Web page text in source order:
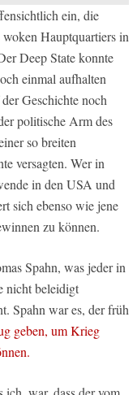
ein, die
Hauptquartiers in
Deep State konnte
einmal aufhalten
Geschichte noch
politische Arm des
so breiten
versagten. Wer in
in den USA und
sich ebenso wie jene
zu können.
Spahn, was jeder in
nicht beleidigt
Spahn war es, der früh
geben, um Krieg